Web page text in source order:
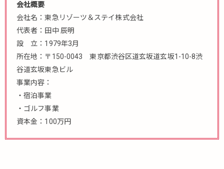
会社概要
会社名：東急リゾーツ＆ステイ株式会社
代表者：田中 辰明
設 立：1979年3月
所在地：〒150-0043 東京都渋谷区道玄坂道玄坂1-10-8渋
谷道玄坂東急ビル
事業内容：
・宿泊事業
・ゴルフ事業
資本金：100万円